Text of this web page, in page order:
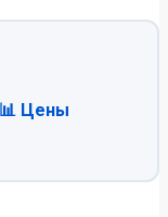
📊 Цены